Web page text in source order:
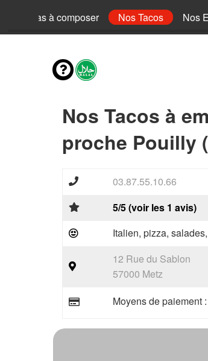
Pizzas à composer Nos Tacos Nos
Nos Tacos à
proche Pouilly
03.87.55.10.66
5/5 (voir les 1 avis)
Italien, pizza,
12 Rue du Sablon
57000 Metz
Moyens de paiement :